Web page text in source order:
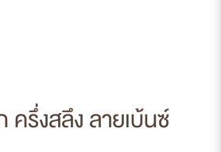
ครึ่งสลึง ลายเบ้นซ์